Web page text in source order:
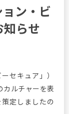
ン・ビ
らせ
セキュア」）
カルチャーを表
策定しましたの